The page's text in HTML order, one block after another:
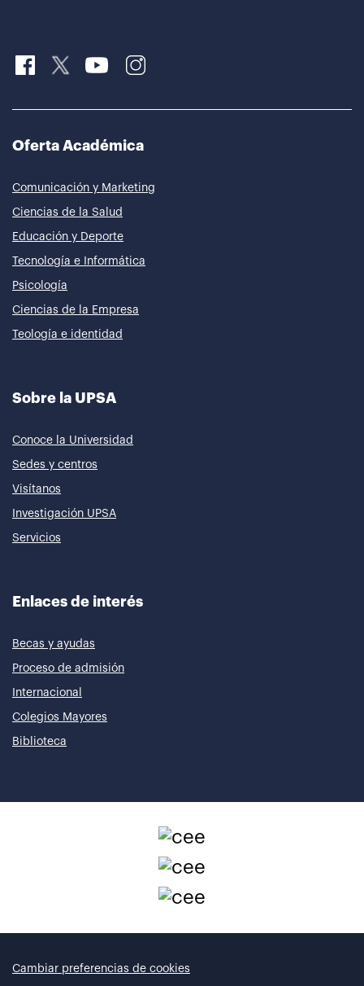
Oferta Académica
Comunicación y Marketing
Ciencias de la Salud
Educación y Deporte
Tecnología e Informática
Psicología
Ciencias de la Empresa
Teología e identidad
Sobre la UPSA
Conoce la Universidad
Sedes y centros
Visítanos
Investigación UPSA
Servicios
Enlaces de interés
Becas y ayudas
Proceso de admisión
Internacional
Colegios Mayores
Biblioteca
Cambiar preferencias de cookies